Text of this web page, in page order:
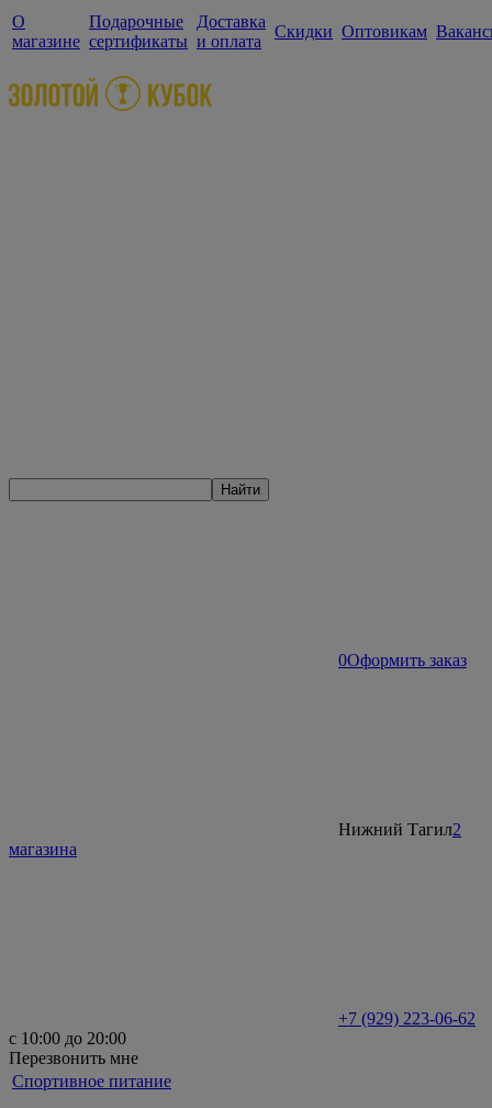
О
магазине
Подарочные
сертификаты
Доставка
и оплата
Скидки Оптовикам
Найти
0Оформить заказ
Нижний Тагил2
магазина
+7 (929) 223-06-62
с 10:00 до 20:00
Перезвонить мне
Спортивное питание